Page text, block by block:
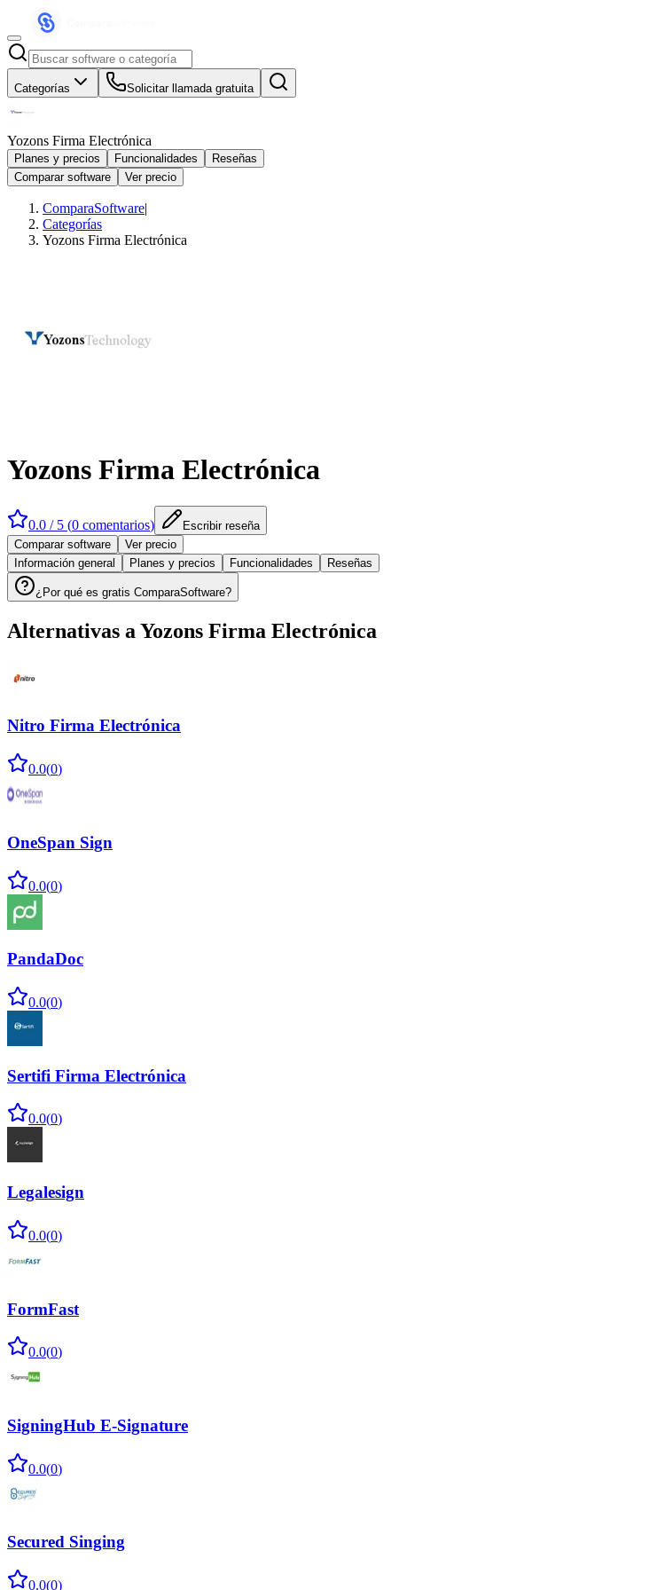
Categorías Solicitar llamada gratuita
Yozons Firma Electrónica
Planes y precios Funcionalidades
Reseñas
Comparar software
Ver precio
ComparaSoftware|
Categorías
Yozons Firma Electrónica
Yozons Firma Electrónica
0.0 / 5 (0 comentarios)
Escribir reseña
Comparar software
Ver precio
Información general
Planes y precios Funcionalidades Reseñas
¿Por qué es gratis ComparaSoftware?
Alternativas a Yozons Firma Electrónica
Nitro Firma Electrónica
0.0(0)
OneSpan Sign
0.0(0)
PandaDoc
0.0(0)
Sertifi Firma Electrónica
0.0(0)
Legalesign
0.0(0)
FormFast
0.0(0)
SigningHub E-Signature
0.0(0)
Secured Singing
0.0(0)